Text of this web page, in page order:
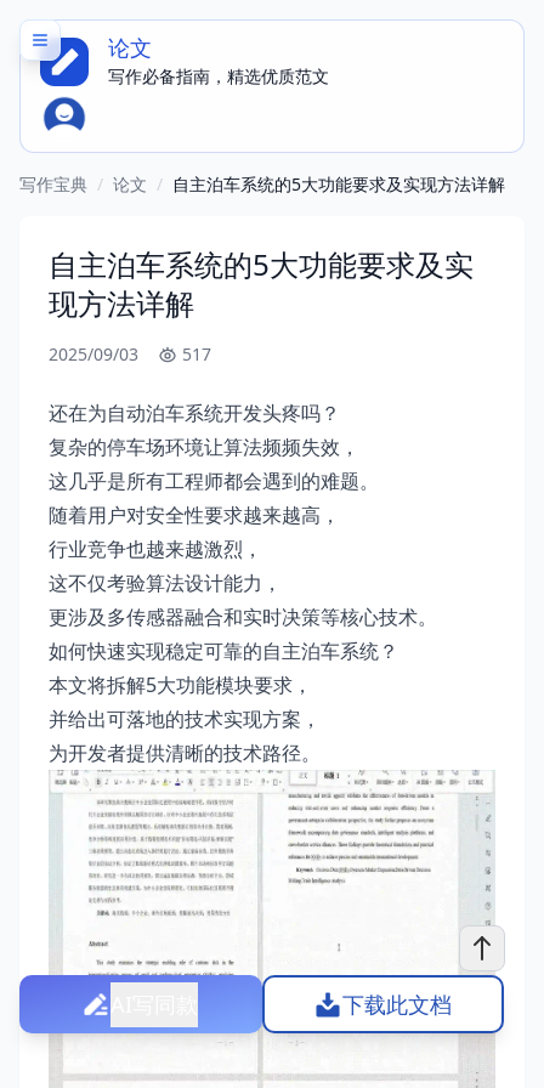
论文
写作必备指南，精选优质范文
写作宝典 / 论文 / 自主泊车系统的5大功能要求及实现方法详解
自主泊车系统的5大功能要求及实
现方法详解
2025/09/03 517
还在为自动泊车系统开发头疼吗？
复杂的停车场环境让算法频频失效，
这几乎是所有工程师都会遇到的难题。
随着用户对安全性要求越来越高，
行业竞争也越来越激烈，
这不仅考验算法设计能力，
更涉及多传感器融合和实时决策等核心技术。
如何快速实现稳定可靠的自主泊车系统？
本文将拆解5大功能模块要求，
并给出可落地的技术实现方案，
为开发者提供清晰的技术路径。
下载此文档